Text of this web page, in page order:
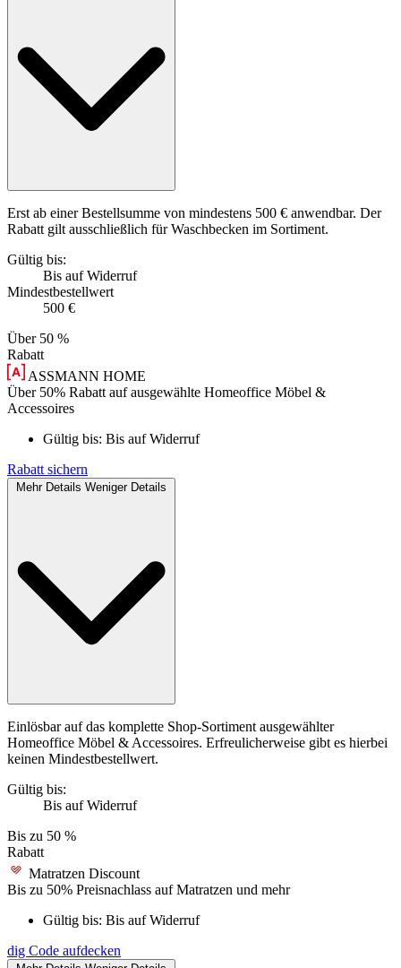
Erst ab einer Bestellsumme von mindestens 500 € anwendbar. Der
Rabatt gilt ausschließlich für Waschbecken im Sortiment.
Gültig bis:
Bis auf Widerruf
Mindestbestellwert
500 €
Über 50 %
Rabatt
ASSMANN HOME
Über 50% Rabatt auf ausgewählte Homeoffice Möbel &
Accessoires
Gültig bis: Bis auf Widerruf
Rabatt sichern
Mehr Details Weniger Details
Einlösbar auf das komplette Shop-Sortiment ausgewählter
Homeoffice Möbel & Accessoires. Erfreulicherweise gibt es hierbei
keinen Mindestbestellwert.
Gültig bis:
Bis auf Widerruf
Bis zu 50 %
Rabatt
Matratzen Discount
Bis zu 50% Preisnachlass auf Matratzen und mehr
Gültig bis: Bis auf Widerruf
dig Code aufdecken